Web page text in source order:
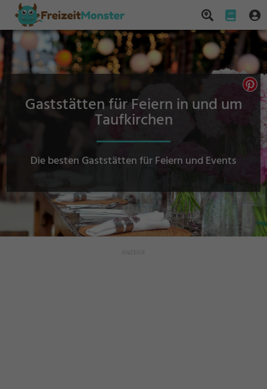
Gaststätten für Feiern in und um
Taufkirchen
Die besten Gaststätten für Feiern und Events